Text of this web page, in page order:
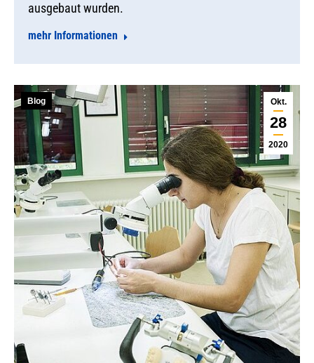
ausgebaut wurden.
mehr Informationen
Okt.
28
2020
Blog